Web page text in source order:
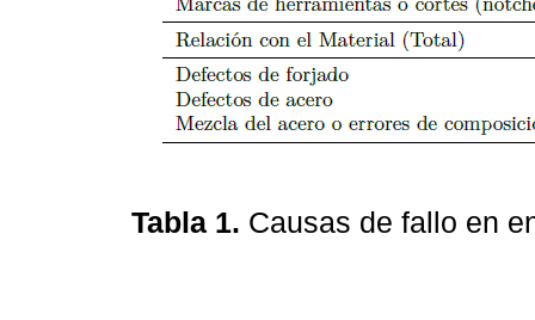
Tabla 1. Causas de fallo en